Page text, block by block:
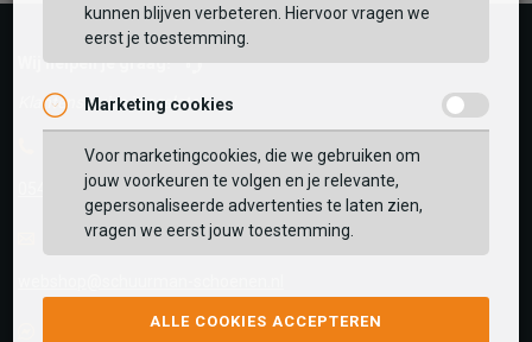
voorraad in een van onze winkels te bekijken.
VERDER WINKELEN
Wij helpen je graag!
Klantenservice is gesloten
Telefoon
0545-280081
E-mail Antwoord binnen 24 uur
Facebook chat
kunnen blijven verbeteren. Hiervoor vragen we
eerst je toestemming.
Marketing cookies
Voor marketingcookies, die we gebruiken om
jouw voorkeuren te volgen en je relevante,
gepersonaliseerde advertenties te laten zien,
vragen we eerst jouw toestemming.
ALLE COOKIES ACCEPTEREN